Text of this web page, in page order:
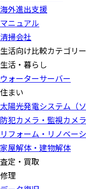
海外進出支援
マニュアル
清掃会社
生活向け比較カテゴリ
生活・暮らし
ウォーターサーバー
住まい
太陽光発電システム（
防犯カメラ・監視カメラ
リフォーム・リノベー
家屋解体・建物解体
査定・買取
修理